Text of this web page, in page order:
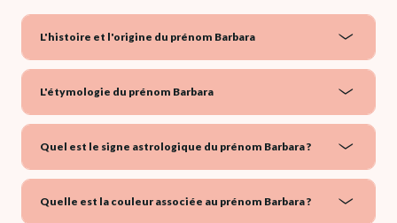
L'histoire et l'origine du prénom Barbara
L'étymologie du prénom Barbara
Quel est le signe astrologique du prénom Barbara ?
Quelle est la couleur associée au prénom Barbara ?